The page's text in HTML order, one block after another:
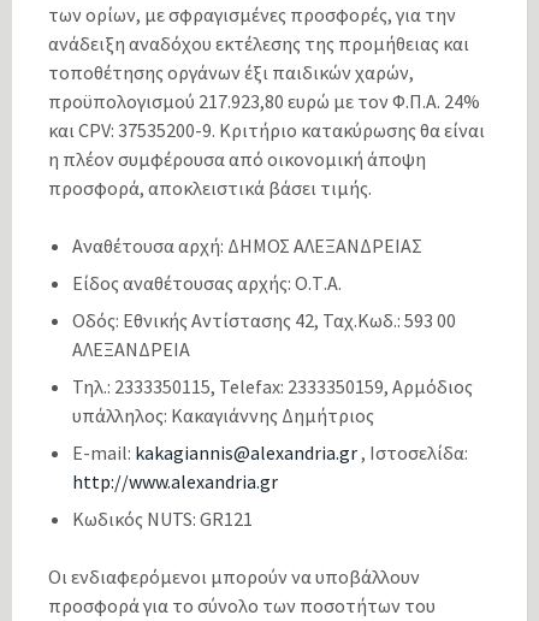
των ορίων, με σφραγισμένες προσφορές, για την
ανάδειξη αναδόχου εκτέλεσης της προμήθειας και
τοποθέτησης οργάνων έξι παιδικών χαρών,
προϋπολογισμού 217.923,80 ευρώ με τον Φ.Π.Α. 24%
και CPV: 37535200-9. Κριτήριο κατακύρωσης θα είναι
η πλέον συμφέρουσα από οικονομική άποψη
προσφορά, αποκλειστικά βάσει τιμής.
Αναθέτουσα αρχή: ΔΗΜΟΣ ΑΛΕΞΑΝΔΡΕΙΑΣ
Είδος αναθέτουσας αρχής: Ο.Τ.Α.
Οδός: Εθνικής Αντίστασης 42, Ταχ.Κωδ.: 593 00
ΑΛΕΞΑΝΔΡΕΙΑ
Τηλ.: 2333350115, Telefax: 2333350159, Αρμόδιος
υπάλληλος: Κακαγιάννης Δημήτριος
E-mail: kakagiannis@alexandria.gr, Ιστοσελίδα:
http://www.alexandria.gr
Κωδικός NUTS: GR121
Οι ενδιαφερόμενοι μπορούν να υποβάλλουν
προσφορά για το σύνολο των ποσοτήτων του